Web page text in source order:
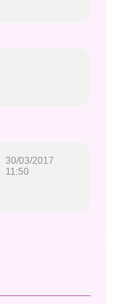
30/03/2017
11:50